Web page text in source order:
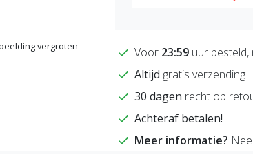
vergroten Voor 23:59 uur besteld,
Altijd gratis verzending
30 dagen recht op
Achteraf betalen!
Meer informatie?